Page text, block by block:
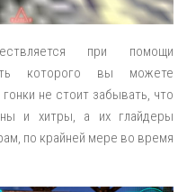
при помощи
которого вы можете
не стоит забывать, что
и хитры, а их глайдеры
по крайней мере во время